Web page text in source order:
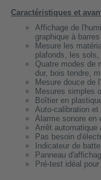
Caractéristiques et
Affichage de
graphique à
Mesure les
plafonds, les
Quatre modes de
dur, bois tendre,
Mesure douce de
Mesures simples
Boîtier en
Auto-calibration
Alarme sonore en
Arrêt automatique
Pas besoin
Indicateur de
Panneau
Pré-test idéal